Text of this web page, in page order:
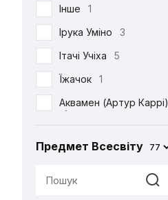
Disney
Elder Scrolls
4
Evangelion
2
Family Guy
Ferrero
2
Friends
Game of Thrones
2
Інше
1
Ірука Уміно
3
Ітачі Учіха
5
Їжачок
1
Аквамен (Артур Каррі)
1
Аня Форджер (Об'єкт
Предмет Всесвіту 77